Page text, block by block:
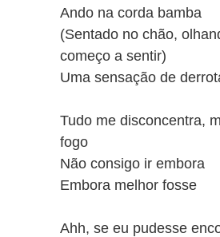
Ando na corda bamba
(Sentado no chão,
começo a sentir)
Uma sensação de
Tudo me disconcentra,
fogo
Não consigo ir embora
Embora melhor fosse
Ahh, se eu pudesse